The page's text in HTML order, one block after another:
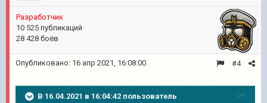
Разработчик
10 525 публикаций
28 428 боёв
#4
Опубликовано: 16 апр 2021, 16:08:00
В 16.04.2021 в 16:04:42 пользователь